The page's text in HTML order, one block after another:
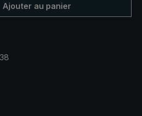
Ajouter au panier